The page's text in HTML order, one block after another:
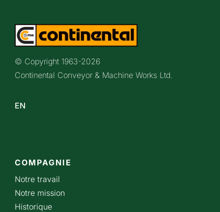
© Copyright 1963-2026
Continental Conveyor & Machine Works Ltd.
EN
COMPAGNIE
Notre travail
Notre mission
Historique